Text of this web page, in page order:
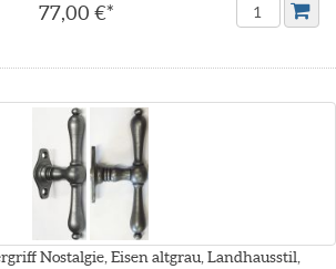
77,00 €*
Nostalgie, Eisen altgrau, Landhausstil,